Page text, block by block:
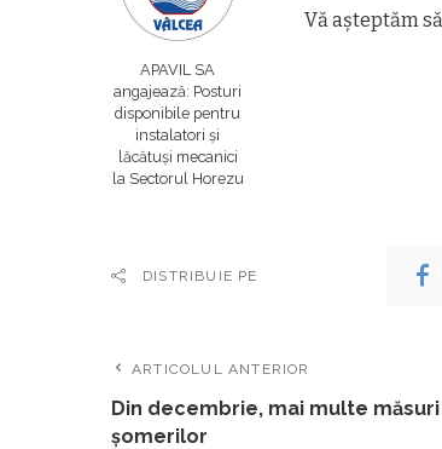
APAVIL SA
angajează: Posturi
disponibile pentru
instalatori și
lăcătuși mecanici
la Sectorul Horezu
Vă aşteptăm
DISTRIBUIE PE
ARTICOLUL ANTERIOR
Din decembrie, mai multe
șomerilor